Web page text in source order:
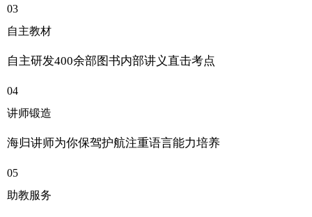
03
自主教材
自主研发400余部图书内部讲义直击考点
04
讲师锻造
海归讲师为你保驾护航注重语言能力培养
05
助教服务